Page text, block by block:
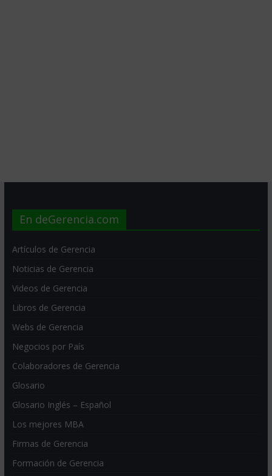
En deGerencia.com
Artículos de Gerencia
Noticias de Gerencia
Videos de Gerencia
Libros de Gerencia
Webs de Gerencia
Negocios por País
Colaboradores de Gerencia
Glosario
Glosario Inglés – Español
Los mejores MBA
Firmas de Gerencia
Formación de Gerencia